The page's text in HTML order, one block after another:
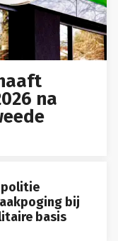
na
politie
bij
basis